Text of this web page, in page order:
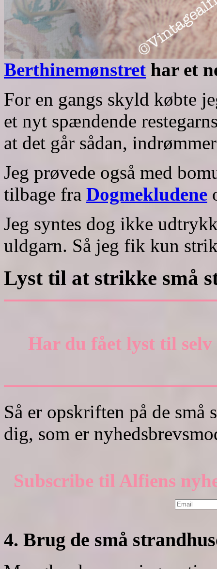
Berthinemønstret har et
For en gangs skyld købte
et nyt spændende
at det går sådan,
Jeg prøvede også med
tilbage fra Dogmekludene
Jeg syntes dog ikke
uldgarn. Så jeg fik kun
Lyst til at strikke små
Har du fået lyst til
Så er opskriften på de små
dig, som er
Subscribe til Alfiens
4. Brug de små